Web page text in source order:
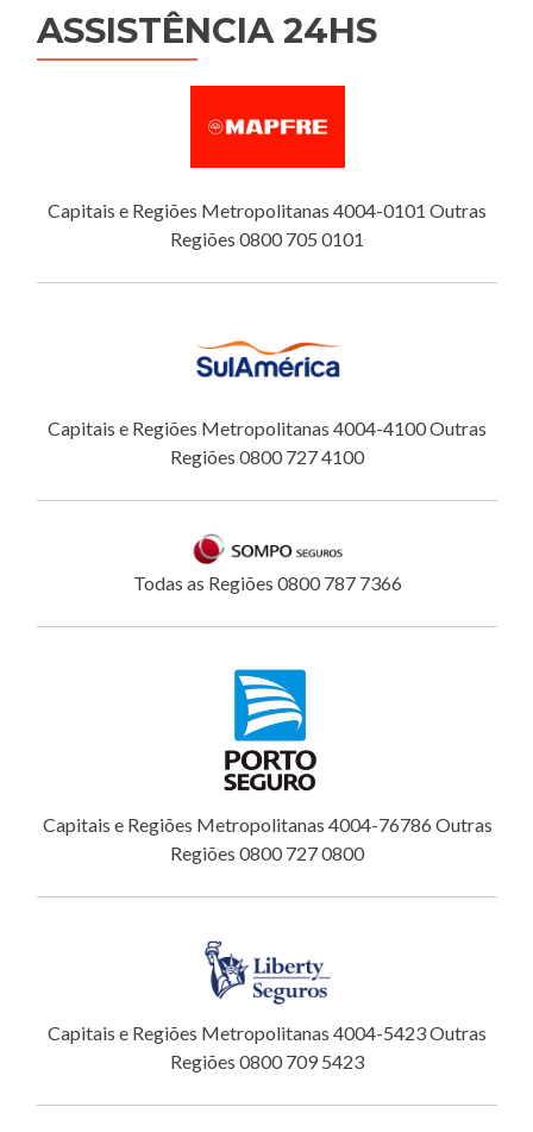
ASSISTÊNCIA 24HS
Capitais e Regiões Metropolitanas 4004-0101 Outras
Regiões 0800 705 0101
Capitais e Regiões Metropolitanas 4004-4100 Outras
Regiões 0800 727 4100
Todas as Regiões 0800 787 7366
Capitais e Regiões Metropolitanas 4004-76786 Outras
Regiões 0800 727 0800
Capitais e Regiões Metropolitanas 4004-5423 Outras
Regiões 0800 709 5423